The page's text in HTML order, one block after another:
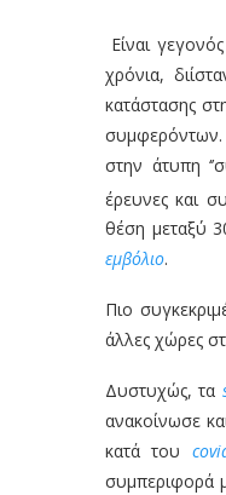
Είναι
χρόνια,
κατάστασης
συμφερόντων.
στην άτυπη
έρευνες και
θέση μεταξύ
εμβόλιο.
Πιο
άλλες χώρες
Δυστυχώς, τα
ανακοίνωσε
κατά του
συμπεριφορά